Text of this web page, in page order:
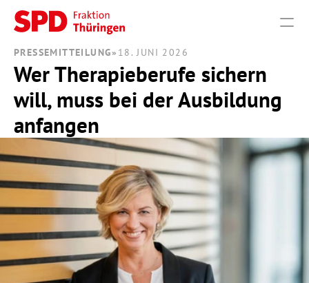
VERANSTALTUNGEN
PRESSE
PRODUCT
Design
Content
PRESSEMITTEILUNG» 18. JUNI 2026
Wer Therapieberufe sichern
will, muss bei der Ausbildung
anfangen